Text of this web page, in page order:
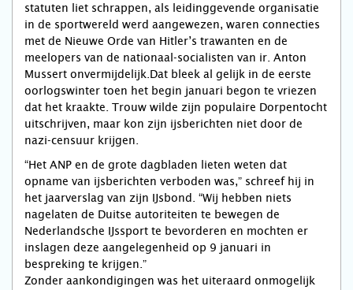
statuten liet schrappen, als leidinggevende organisatie
in de sportwereld werd aangewezen, waren connecties
met de Nieuwe Orde van Hitler’s trawanten en de
meelopers van de nationaal-socialisten van ir. Anton
Mussert onvermijdelijk.Dat bleek al gelijk in de eerste
oorlogswinter toen het begin januari begon te vriezen
dat het kraakte. Trouw wilde zijn populaire Dorpentocht
uitschrijven, maar kon zijn ijsberichten niet door de
nazi-censuur krijgen.
“Het ANP en de grote dagbladen lieten weten dat
opname van ijsberichten verboden was,” schreef hij in
het jaarverslag van zijn IJsbond. “Wij hebben niets
nagelaten de Duitse autoriteiten te bewegen de
Nederlandsche IJssport te bevorderen en mochten er
inslagen deze aangelegenheid op 9 januari in
bespreking te krijgen.”
Zonder aankondigingen was het uiteraard onmogelijk